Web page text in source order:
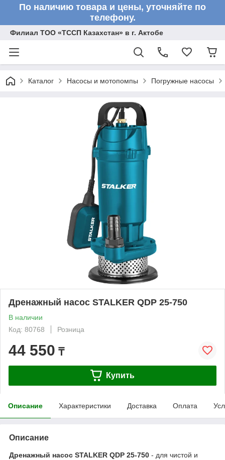
По наличию товара и цены, уточняйте по
телефону.
Филиал ТОО «ТССП Казахстан» в г. Актобе
Каталог Насосы и мотопомпы Погружные насосы
Дренажный насос STALKER QDP 25-750
В наличии
Код: 80768
Розница
44 550 ₸
Купить
Описание Характеристики Доставка Оплата
Описание
Дренажный насос STALKER QDP 25-750 - для чистой и